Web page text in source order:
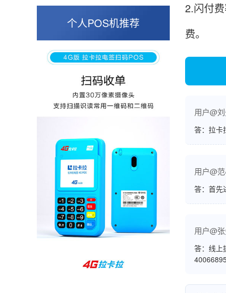
好，但是可以接受。售后服务好整体比较满意。
周先生
孙女士
收到用了还可以，朋友推荐用的，她之前用了竟
然给提额了，希望我也能提呃，客服还和我说了
很多提额小技巧希望有用吧。
杨先生
个人POS机推荐
2.闪付
费。
用户@
答：拉卡
用户@
答：首先
用户@
答：线上